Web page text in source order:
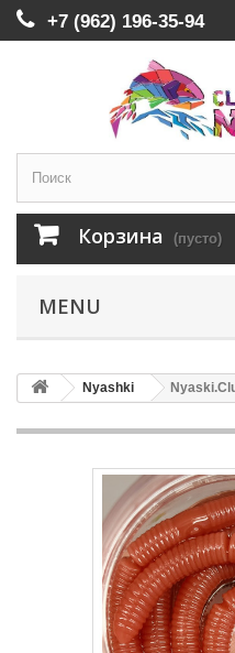
+7 (962) 196-35-94
Корзина (пусто)
MENU
Nyashki